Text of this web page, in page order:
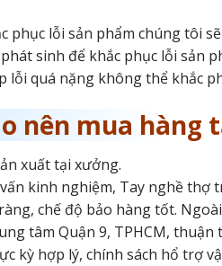
phục lỗi sản phẩm chúng tôi
sinh để khắc phục lỗi sản
lỗi quá nặng không thể khắc
nên mua hàng
xuất tại xưởng.
kinh nghiệm, Tay nghề thợ
chế độ bảo hàng tốt.
tâm Quận 9, TPHCM, thuận
kỳ hợp lý, chính sách hổ trợ